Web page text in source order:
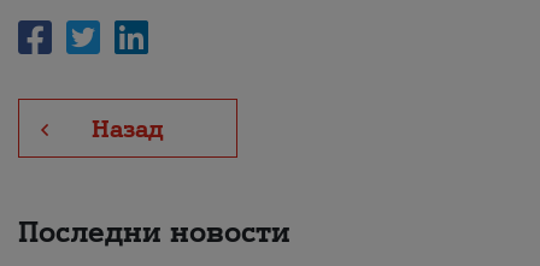
Назад
Последни новости